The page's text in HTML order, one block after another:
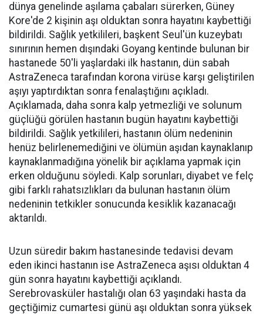
dünya genelinde aşılama çabaları sürerken, Güney
Kore'de 2 kişinin aşı olduktan sonra hayatını kaybettiği
bildirildi. Sağlık yetkilileri, başkent Seul'ün kuzeybatı
sınırının hemen dışındaki Goyang kentinde bulunan bir
hastanede 50'li yaşlardaki ilk hastanın, dün sabah
AstraZeneca tarafından korona virüse karşı geliştirilen
aşıyı yaptırdıktan sonra fenalaştığını açıkladı.
Açıklamada, daha sonra kalp yetmezliği ve solunum
güçlüğü görülen hastanın bugün hayatını kaybettiği
bildirildi. Sağlık yetkilileri, hastanın ölüm nedeninin
henüz belirlenemediğini ve ölümün aşıdan kaynaklanıp
kaynaklanmadığına yönelik bir açıklama yapmak için
erken olduğunu söyledi. Kalp sorunları, diyabet ve felç
gibi farklı rahatsızlıkları da bulunan hastanın ölüm
nedeninin tetkikler sonucunda kesiklik kazanacağı
aktarıldı.
Uzun süredir bakım hastanesinde tedavisi devam
eden ikinci hastanın ise AstraZeneca aşısı olduktan 4
gün sonra hayatını kaybettiği açıklandı.
Serebrovasküler hastalığı olan 63 yaşındaki hasta da
geçtiğimiz cumartesi günü aşı olduktan sonra yüksek